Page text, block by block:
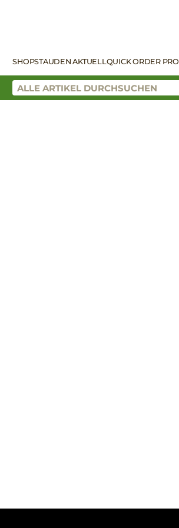
SHOPSTAUDEN AKTUELLQUICK ORDER PRO